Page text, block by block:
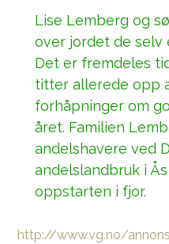
Lise Lemberg og
over jordet de selv
Det er fremdeles
titter allerede opp
forhåpninger om
året. Familien
andelshavere ved
andelslandbruk i
oppstarten i fjor.
http://www.vg.no/